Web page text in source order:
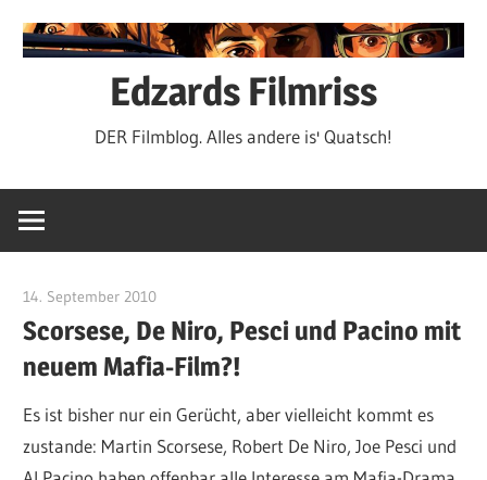
Inhalt
Edzards Filmriss
DER Filmblog. Alles andere is' Quatsch!
14. September 2010
Scorsese, De Niro, Pesci und Pacino mit
neuem Mafia-Film?!
Es ist bisher nur ein Gerücht, aber vielleicht kommt es
zustande: Martin Scorsese, Robert De Niro, Joe Pesci und